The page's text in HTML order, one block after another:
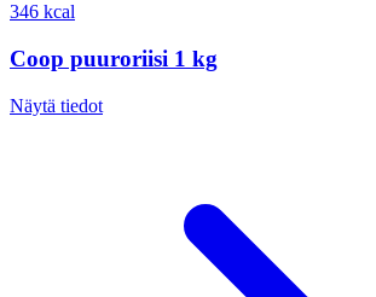
346 kcal
Coop puuroriisi 1 kg
Näytä tiedot